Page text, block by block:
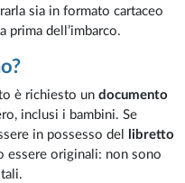
sia in formato cartaceo
prima dell’imbarco.
è richiesto undocumento
inclusi i bambini. Se
in possesso del
libretto
essere originali: non sono